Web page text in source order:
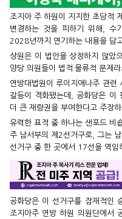
조지아 주 하원이 지지한 초당적
변경하는 것을 피하기 위해, 수
2028년까지 연기하는 내용을 담
상원은 이 법안을 상정하지 않았
양당 의원들이 법적·물류적 문제
연방대법원이 루이지애나주 관
갈등이 격화됐는데, 공화당은 이
더 큰 재량권을 부여한다고 주장하
유력한 표적 중 하나는 샌포드 비
주 남서부의 제2선거구로, 그는
선거구 중 한 곳에서 17선을 역임
공화당은 이 선거구를 잠재적인
조지아주 연방 하원 의원단에서